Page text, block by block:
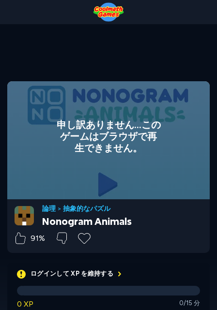
申し訳ありません...この
ゲームはブラウザで再
生できません。
論理 > 抽象的なパズル
Nonogram Animals
91%
ログインして XP を維持する
0 XP 0/15 分